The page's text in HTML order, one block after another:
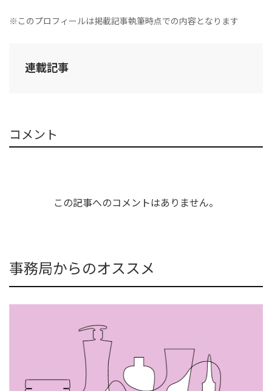
※このプロフィールは掲載記事執筆時点での内容となります
連載記事
コメント
この記事へのコメントはありません。
事務局からのオススメ